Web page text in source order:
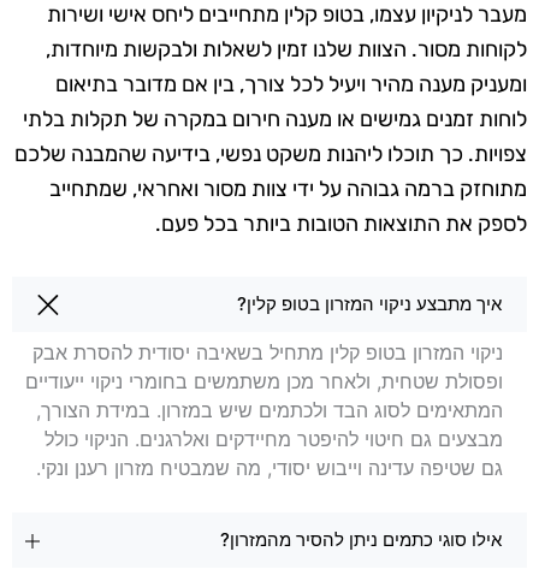
מעבר לניקיון עצמו, בטופ קלין מתחייבים ליחס אישי ושירות
לקוחות מסור. הצוות שלנו זמין לשאלות ולבקשות מיוחדות,
ומעניק מענה מהיר ויעיל לכל צורך, בין אם מדובר בתיאום
לוחות זמנים גמישים או מענה חירום במקרה של תקלות בלתי
צפויות. כך תוכלו ליהנות משקט נפשי, בידיעה שהמבנה שלכם
מתוחזק ברמה גבוהה על ידי צוות מסור ואחראי, שמתחייב
לספק את התוצאות הטובות ביותר בכל פעם.
שאלות בנושא ניקוי מזרונים באשקלון
איך מתבצע ניקוי המזרון בטופ קלין?
ניקוי המזרון בטופ קלין מתחיל בשאיבה יסודית להסרת אבק
ופסולת שטחית, ולאחר מכן משתמשים בחומרי ניקוי ייעודיים
המתאימים לסוג הבד ולכתמים שיש במזרון. במידת הצורך,
מבצעים גם חיטוי להיפטר מחיידקים ואלרגנים. הניקוי כולל
גם שטיפה עדינה וייבוש יסודי, מה שמבטיח מזרון רענן ונקי.
אילו סוגי כתמים ניתן להסיר מהמזרון?